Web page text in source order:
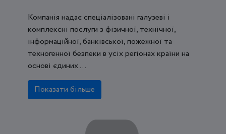
Компанія надає спеціалізовані галузеві і
комплексні послуги з фізичної, технічної,
інформаційної, банківської, пожежної та
техногенної безпеки в усіх регіонах країни на
основі єдиних ...
Показати більше